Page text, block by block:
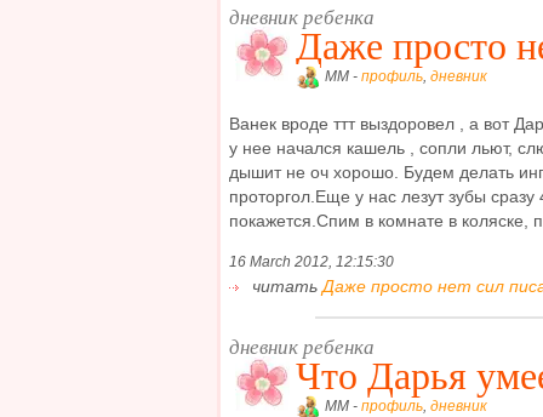
дневник ребенка
Даже просто
MM - профиль дневник
Ванек вроде ттт выздоровел , а вот
у нее начался кашель , сопли льют,
дышит не оч хорошо. Будем делать
проторгол.Еще у нас лезут зубы
покажется.Спим в комнате в коляске,
16 March 2012, 12:15:30
читатьДаже просто нет сил
дневник ребенка
Что Дарья
MM - профиль, дневник